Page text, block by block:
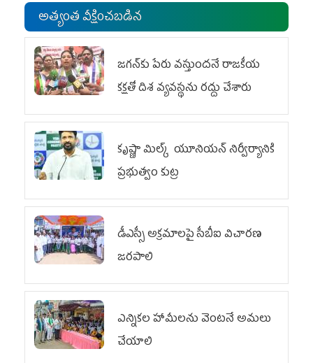
అత్యంత వీక్షించబడిన
జగన్‌కు పేరు వస్తుందనే రాజకీయ
కక్షతో దిశ వ్య‌వ‌స్థ‌ను రద్దు చేశారు
కృష్ణా మిల్క్‌ యూనియన్‌ నిర్వీర్యానికి
ప్రభుత్వం కుట్ర
డీఎస్సీ అక్రమాలపై సీబీఐ విచారణ
జరపాలి
ఎన్నికల హామీలను వెంటనే అమలు
చేయాలి